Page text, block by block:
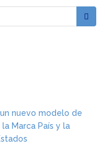
nuevo modelo de
Marca País y la